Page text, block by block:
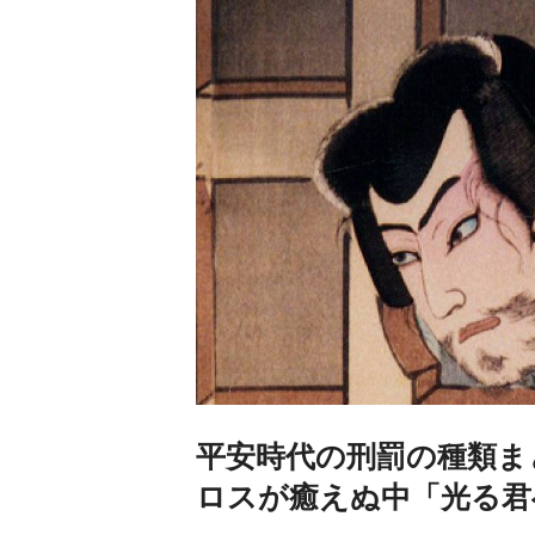
平安時代の刑罰の種類
ロスが癒えぬ中「光る